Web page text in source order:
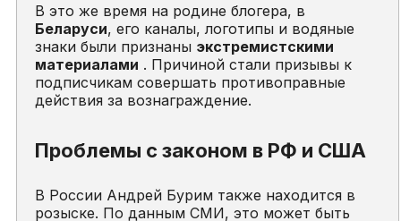
В это же время на родине блогера, в
Беларуси, его каналы, логотипы и водяные
знаки были признаны экстремистскими
материалами . Причиной стали призывы к
подписчикам совершать противоправные
действия за вознаграждение.
Проблемы с законом в РФ и США
В России Андрей Бурим также находится в
розыске. По данным СМИ, это может быть